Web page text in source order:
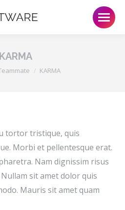
KARMA
KARMA
tortor tristique, quis
Morbi et pellentesque erat.
Nam dignissim risus
sit amet dolor quis
Mauris sit amet quam